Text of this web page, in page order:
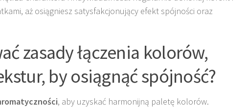
aż osiągniesz satysfakcjonujący efekt spójności oraz
zasady łączenia kolorów,
by osiągnąć spójność?
, aby uzyskać harmonijną paletę kolorów.